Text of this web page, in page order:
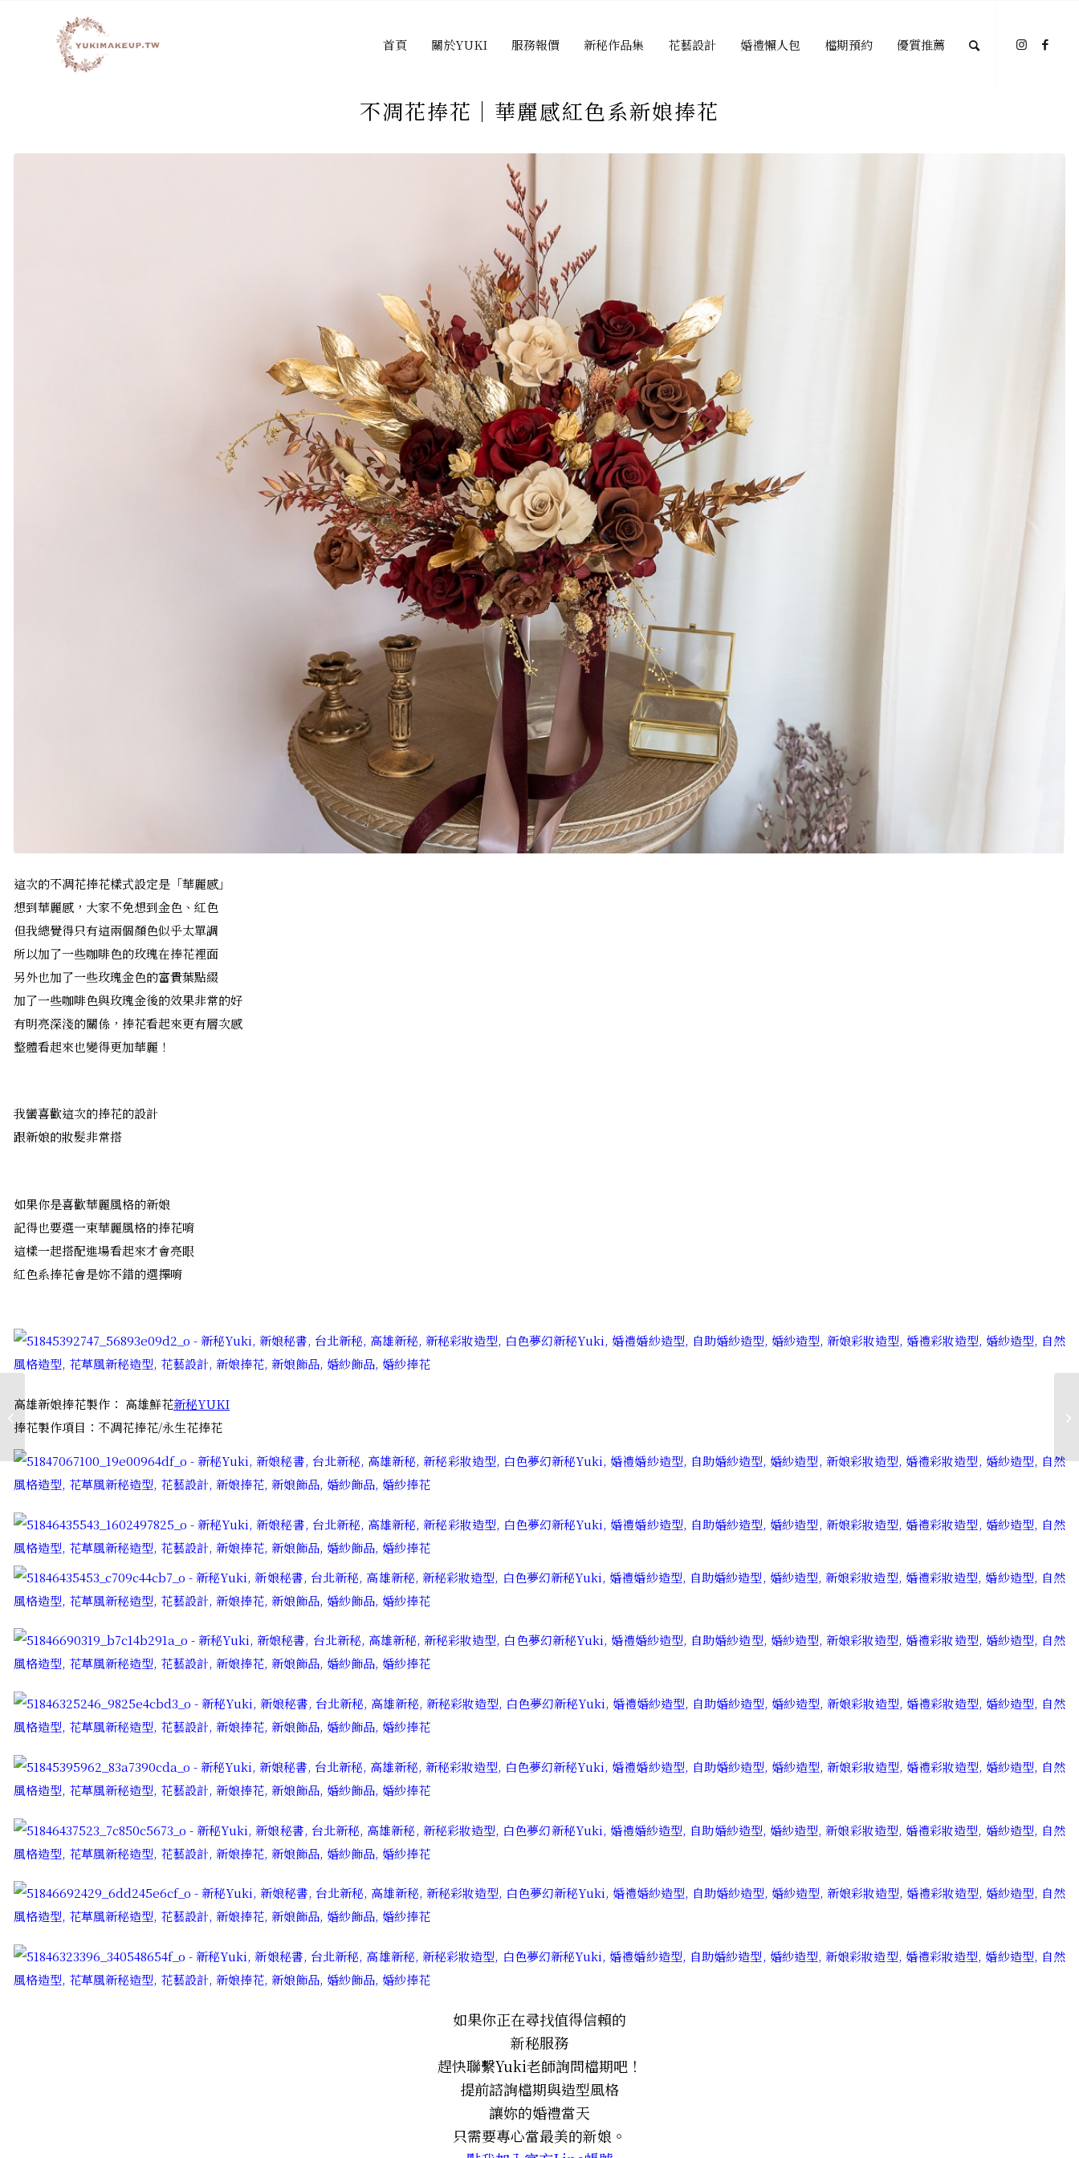
首頁 關於YUKI 服務報價 新秘作品集 花藝設計 婚禮懶人包 檔期預約 優質推薦
不凋花捧花｜華麗感紅色系新娘捧花
這次的不凋花捧花樣式設定是「華麗感」
想到華麗感，大家不免想到金色、紅色
但我總覺得只有這兩個顏色似乎太單調
所以加了一些咖啡色的玫瑰在捧花裡面
另外也加了一些玫瑰金色的富貴葉點綴
加了一些咖啡色與玫瑰金後的效果非常的好
有明亮深淺的關係，捧花看起來更有層次感
整體看起來也變得更加華麗！
我蠻喜歡這次的捧花的設計
跟新娘的妝髮非常搭
如果你是喜歡華麗風格的新娘
記得也要選一束華麗風格的捧花唷
這樣一起搭配進場看起來才會亮眼
紅色系捧花會是妳不錯的選擇唷
高雄新娘捧花製作： 高雄鮮花新秘YUKI
捧花製作項目：不凋花捧花/永生花捧花
如果你正在尋找值得信賴的
新秘服務
趕快聯繫Yuki老師詢問檔期吧！
提前諮詢檔期與造型風格
讓妳的婚禮當天
只需要專心當最美的新娘。
高雄新秘｜乾淨有神的
宴